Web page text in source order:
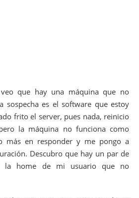
que hay una máquina que no
sospecha es el software que estoy
frito el server, pues nada, reinicio
la máquina no funciona como
más en responder y me pongo a
Descubro que hay un par de
la home de mi usuario que no